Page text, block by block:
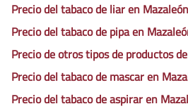
Precio del tabaco de liar en Mazaleón
Precio del tabaco de pipa en
Precio de otros tipos de productos
Precio del tabaco de mascar en
Precio del tabaco de aspirar en